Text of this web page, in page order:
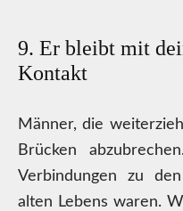
9. Er bleibt mit
Kontakt
Männer, die
Brücken
Verbindungen zu
alten Lebens waren.